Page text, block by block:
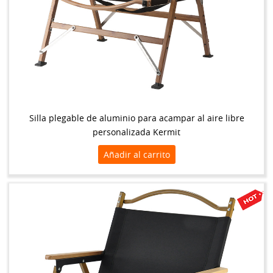
Silla plegable de aluminio para acampar al aire libre
personalizada Kermit
Añadir al carrito